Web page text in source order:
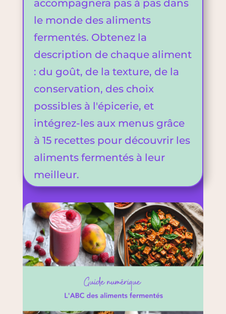
accompagnera pas à pas dans
le monde des aliments
fermentés. Obtenez la
description de chaque aliment
: du goût, de la texture, de la
conservation, des choix
possibles à l'épicerie, et
intégrez-les aux menus grâce
à 15 recettes pour découvrir les
aliments fermentés à leur
meilleur.